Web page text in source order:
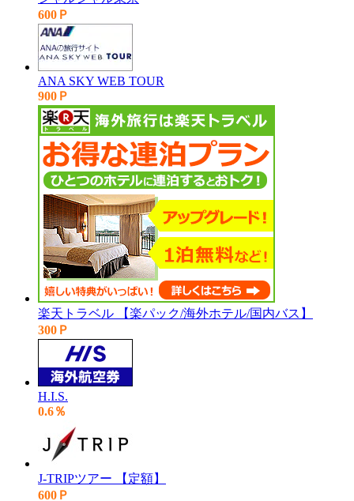
600Ｐ
ANA SKY WEB TOUR
900Ｐ
楽天トラベル 【楽パック/海外ホテル/国内バス】
300Ｐ
H.I.S.
0.6％
J-TRIPツアー 【定額】
600Ｐ